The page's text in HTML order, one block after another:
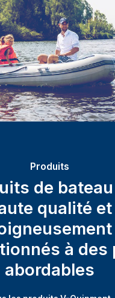
Produits
de
qualité et
à des
abordables